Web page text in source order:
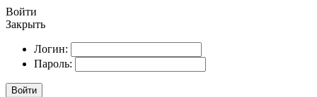
Войти
Закрыть
Логин:
Пароль:
Войти